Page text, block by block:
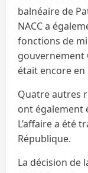
balnéaire de
NACC a
fonctions de
gouvernement
était encore en
Quatre autres
ont également
L’affaire a été
République.
La décision de